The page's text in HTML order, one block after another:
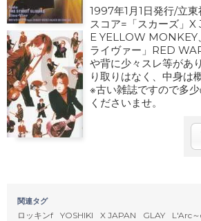
1997年1月1日発行/立
スコア=「スカーズ」
E YELLOW MONKEY
ライヴァー」RED
や背に少々スレ等があ
り取りはなく、中身は
※古い雑誌ですので多
くださいませ。
関連タグ
ロッキンf YOSHIKI X JAPAN GLAY
L'Arc